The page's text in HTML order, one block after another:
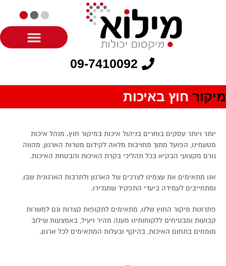
09-7410092
מיקור חוץ באיכות
יותר ויותר עסקים בוחרים בניהול איכות במיקור חוץ. מנהל איכות
מטעמינו, הפועל מתוך מחויבות מלאה לקידום מטרות הארגון, מהווה
גורם מקצועי הבקיא בכל תהליכי בקרת האיכות והבטחת האיכות.
אנו מתאימים את עצמינו לצרכים של הארגון ולתרבות הארגונית שבו,
ומתחייבים לעמידה ביעדי התפקיד שתגדירו.
פתרונות מיקור החוץ שלנו, מתאימים לתקופות קצרות וגם למשרות
קבועות ומבטיחים ללקוחותינו מענה מהיר ויעיל, באמצעות שילוב
מומחים בתחום האיכות, בהיקף ובעלות המתאימים לכל ארגון.